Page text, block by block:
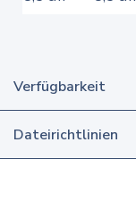
Verfügbarkeit
Dateirichtlinien